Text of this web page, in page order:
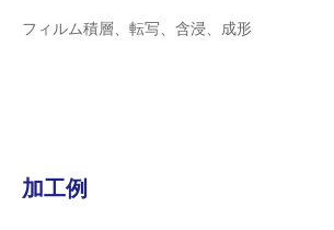
フィルム積層、転写、含浸、成形
加工例